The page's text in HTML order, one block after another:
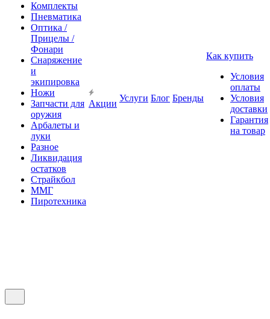
Комплекты
Пневматика
Оптика /
Прицелы /
Фонари
Снаряжение
и
экипировка
Ножи
Запчасти для
оружия
Арбалеты и
луки
Разное
Ликвидация
остатков
Страйкбол
ММГ
Пиротехника
Акции
Услуги Блог Бренды
Как купить
Условия
оплаты
Условия
доставки
Гарантия
на товар